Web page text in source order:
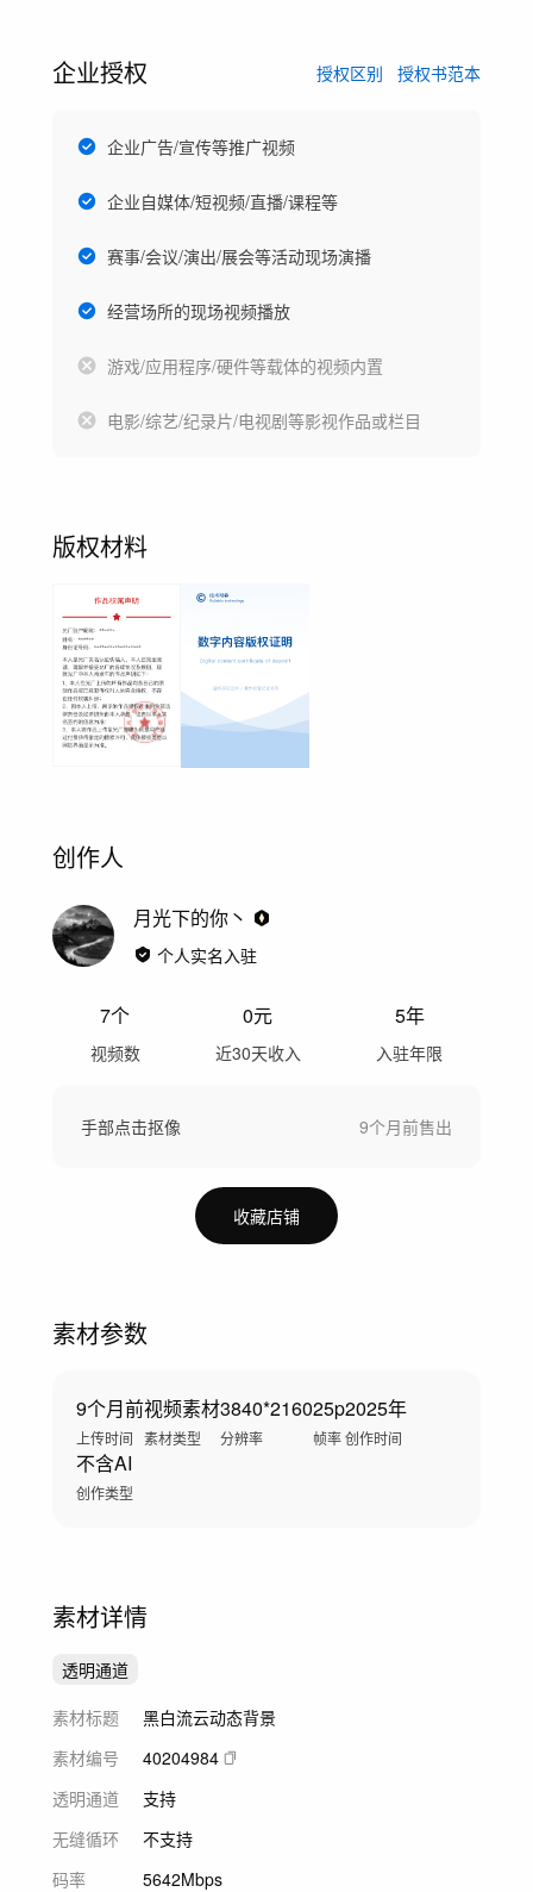
企业授权 授权区别 授权书范本
企业广告/宣传等推广视频
企业自媒体/短视频/直播/课程等
赛事/会议/演出/展会等活动现场演播
经营场所的现场视频播放
游戏/应用程序/硬件等载体的视频内置
电影/综艺/纪录片/电视剧等影视作品或栏目
版权材料
创作人
月光下的你丶
个人实名入驻
7个
视频数
0元
近30天收入
5年
入驻年限
手部点击抠像 9个月前售出
收藏店铺
素材参数
9个月前
上传时间
视频素材
素材类型
3840*2160
分辨率
25p
帧率
2025年
创作时间
不含AI
创作类型
素材详情
透明通道
素材标题
黑白流云动态背景
素材编号
40204984
透明通道
支持
无缝循环
不支持
码率
5642Mbps